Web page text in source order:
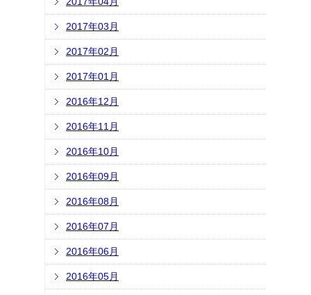
2017年03月
2017年02月
2017年01月
2016年12月
2016年11月
2016年10月
2016年09月
2016年08月
2016年07月
2016年06月
2016年05月